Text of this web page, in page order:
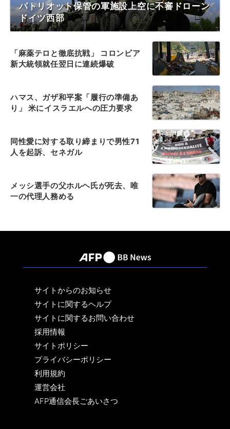
パトリオット保管の軍施設上空に不審ドローン
ドイツ西部
「麻薬テロと徹底抗戦」 コロンビア
新大統領就任翌日に連続爆破
ハマス、ガザ和平案「履行の準備あ
り」 米にイスラエルへの圧力要求
同性愛に対する取り締まりで男性71
人を起訴、セネガル
メッシ選手の父ホルヘ氏が死去、唯
一の代理人務める
サイトからのお知らせ
サイトに関するヘルプ
サイトに関するお問い合わせ
採用情報
サイトポリシー
プライバシーポリシー
利用規約
運営会社
AFP通信会長ごあいさつ